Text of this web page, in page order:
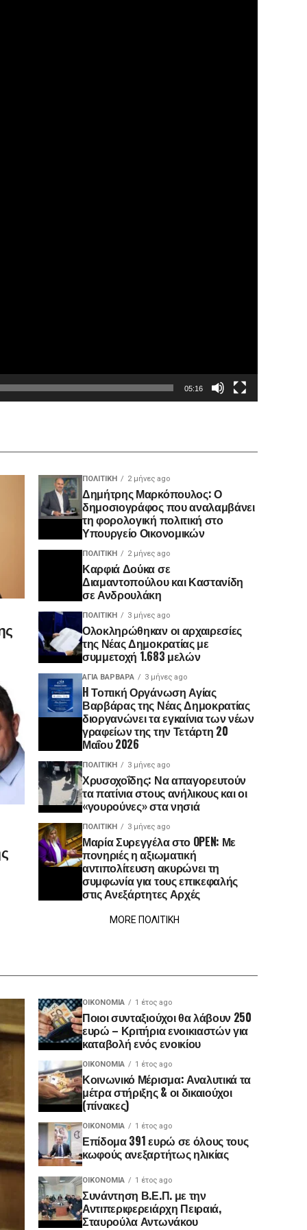
05:16
ΠΟΛΙΤΙΚΉ 2 μήνες ago
Δημήτρης Μαρκόπουλος: Ο
δημοσιογράφος που αναλαμβάνει
τη φορολογική πολιτική στο
Υπουργείο Οικονομικών
ΠΟΛΙΤΙΚΉ 2 μήνες ago
Καρφιά Δούκα σε
Διαμαντοπούλου και Καστανίδη
σε Ανδρουλάκη
ΠΟΛΙΤΙΚΉ 3 μήνες ago
Ολοκληρώθηκαν οι αρχαιρεσίες
της Νέας Δημοκρατίας με
συμμετοχή 1.683 μελών
ΑΓΙΑ ΒΑΡΒΑΡΑ 3 μήνες ago
H Τοπική Οργάνωση Αγίας
Βαρβάρας της Νέας Δημοκρατίας
διοργανώνει τα εγκαίνια των νέων
γραφείων της την Τετάρτη 20
Μαΐου 2026
ΠΟΛΙΤΙΚΉ 3 μήνες ago
Χρυσοχοΐδης: Να απαγορευτούν
τα πατίνια στους ανήλικους και οι
«γουρούνες» στα νησιά
ΠΟΛΙΤΙΚΉ 3 μήνες ago
Μαρία Συρεγγέλα στο OPEN: Με
πονηριές η αξιωματική
αντιπολίτευση ακυρώνει τη
συμφωνία για τους επικεφαλής
στις Ανεξάρτητες Αρχές
MORE ΠΟΛΙΤΙΚΗ
ΟΙΚΟΝΟΜΊΑ 1 έτος ago
Ποιοι συνταξιούχοι θα λάβουν 250
ευρώ – Κριτήρια ενοικιαστών για
καταβολή ενός ενοικίου
ΟΙΚΟΝΟΜΊΑ 1 έτος ago
Κοινωνικό Μέρισμα: Αναλυτικά τα
μέτρα στήριξης & οι δικαιούχοι
(πίνακες)
ΟΙΚΟΝΟΜΊΑ 1 έτος ago
Επίδομα 391 ευρώ σε όλους τους
κωφούς ανεξαρτήτως ηλικίας
ΟΙΚΟΝΟΜΊΑ 1 έτος ago
Συνάντηση Β.Ε.Π. με την
Αντιπεριφερειάρχη Πειραιά,
Σταυρούλα Αντωνάκου